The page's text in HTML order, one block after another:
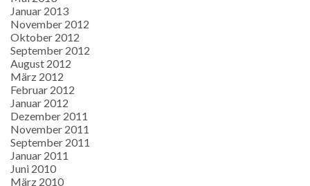
Januar 2013
November 2012
Oktober 2012
September 2012
August 2012
März 2012
Februar 2012
Januar 2012
Dezember 2011
November 2011
September 2011
Januar 2011
Juni 2010
März 2010